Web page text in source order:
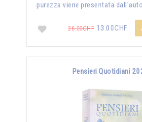
purezza viene presentata
26.00CHF 13.00CHF
Pensieri Quotidiani